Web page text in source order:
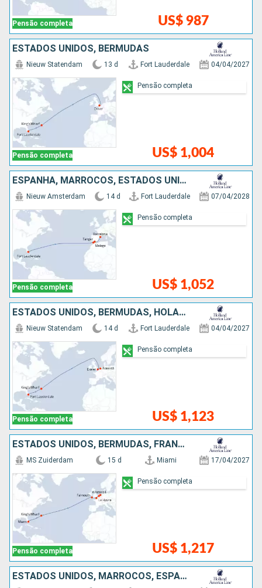
Pensão completa US$ 987
ESTADOS UNIDOS, BERMUDAS
Pensão completa
Nieuw Statendam 13 d Fort Lauderdale 04/04/2027
US$ 1,004
Pensão completa
ESPANHA, MARROCOS, ESTADOS UNIDOS
Pensão completa
Nieuw Amsterdam 14 d Fort Lauderdale 07/04/2028
US$ 1,052
Pensão completa
ESTADOS UNIDOS, BERMUDAS, HOLANDA
Pensão completa
Nieuw Statendam 14 d Fort Lauderdale 04/04/2027
US$ 1,123
Pensão completa
ESTADOS UNIDOS, BERMUDAS, FRANCIA, BÉLGICA, HOLANDA
Pensão completa
MS Zuiderdam 15 d Miami 17/04/2027
US$ 1,217
Pensão completa
ESTADOS UNIDOS, MARROCOS, ESPANHA